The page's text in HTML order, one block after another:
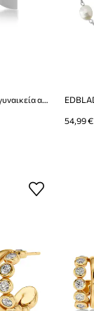
EDBLAD σκουλαρίκια γυναικεία από ανοξείδωτο ατσάλι Bead
54,99 €